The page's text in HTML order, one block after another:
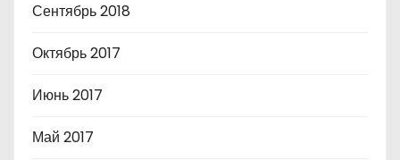
Сентябрь 2018
Октябрь 2017
Июнь 2017
Май 2017